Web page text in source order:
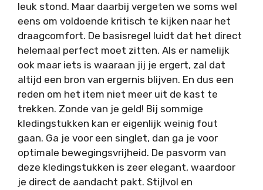
leuk stond. Maar daarbij vergeten we soms wel
eens om voldoende kritisch te kijken naar het
draagcomfort. De basisregel luidt dat het direct
helemaal perfect moet zitten. Als er namelijk
ook maar iets is waaraan jij je ergert, zal dat
altijd een bron van ergernis blijven. En dus een
reden om het item niet meer uit de kast te
trekken. Zonde van je geld! Bij sommige
kledingstukken kan er eigenlijk weinig fout
gaan. Ga je voor een singlet, dan ga je voor
optimale bewegingsvrijheid. De pasvorm van
deze kledingstukken is zeer elegant, waardoor
je direct de aandacht pakt. Stijlvol en